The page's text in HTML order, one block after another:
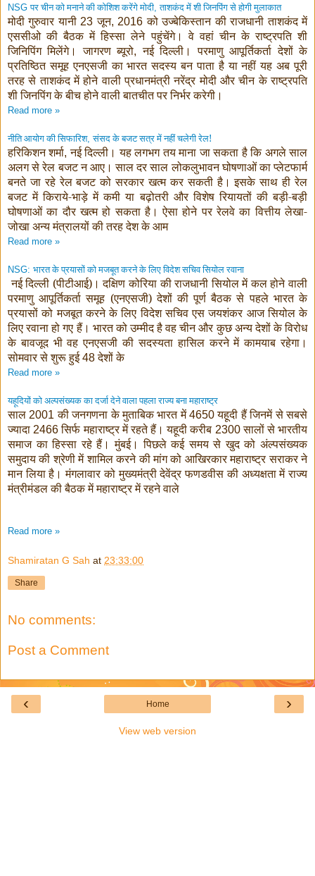
NSGपर चीन को मनाने की कोशिश करेंगे मोदी,ताशकंद में शी जिनपिंग से होगी मुलाकात
मोदी गुरुवार यानी23जून, 2016को उज्बेकिस्तान की राजधानी ताशकंद में
एससीओ की बैठक में हिस्सा लेने पहुंचेंगे। वे वहां चीन के राष्ट्रपति शी
जिनिपिंग मिलेंगे। जागरण ब्यूरो,नई दिल्ली। परमाणु आपूर्तिकर्ता देशों के
प्रतिष्ठित समूह एनएसजी का भारत सदस्य बन पाता है या नहीं यह अब पूरी
तरह से ताशकंद में होने वाली प्रधानमंत्री नरेंद्र मोदी और चीन के राष्ट्रपति
शी जिनपिंग के बीच होने वाली बातचीत पर निर्भर करेगी।
Read more »
नीति आयोग की सिफारिश,संसद के बजट सत्र में नहीं चलेगी रेल!
हरिकिशन शर्मा,नई दिल्ली। यह लगभग तय माना जा सकता है कि अगले साल
अलग से रेल बजट न आए। साल दर साल लोकलुभावन घोषणाओं का प्लेटफार्म
बनते जा रहे रेल बजट को सरकार खत्म कर सकती है। इसके साथ ही रेल
बजट में किराये-भाड़े में कमी या बढ़ोतरी और विशेष रियायतों की बड़ी-बड़ी
घोषणाओं का दौर खत्म हो सकता है। ऐसा होने पर रेलवे का वित्तीय लेखा-
जोखा अन्य मंत्रालयों की तरह देश के आम
Read more »
NSG: भारत के प्रयासों को मजबूत करने के लिए विदेश सचिव सियोल रवाना
नई दिल्ली (पीटीआई)। दक्षिण कोरिया की राजधानी सियोल में कल होने वाली
परमाणु आपूर्तिकर्ता समूह (एनएसजी) देशों की पूर्ण बैठक से पहले भारत के
प्रयासों को मजबूत करने के लिए विदेश सचिव एस जयशंकर आज सियोल के
लिए रवाना हो गए हैं। भारत को उम्मीद है वह चीन और कुछ अन्य देशों के विरोध
के बावजूद भी वह एनएसजी की सदस्यता हासिल करने में कामयाब रहेगा।
सोमवार से शुरू हुई48देशों के
Read more »
यहूदियों को अल्पसंख्यक का दर्जा देने वाला पहला राज्य बना महाराष्ट्र
साल2001की जनगणना के मुताबिक भारत में4650यहूदी हैं जिनमें से सबसे
ज्यादा2466सिर्फ महाराष्ट्र में रहते हैं। यहूदी करीब 2300सालों से भारतीय
समाज का हिस्सा रहे हैं। मुंबई। पिछले कई समय से खुद को अंल्पसंख्यक
समुदाय की श्रेणी में शामिल करने की मांग को आखिरकार महाराष्ट्र सराकर ने
मान लिया है। मंगलावार को मुख्यमंत्री देवेंद्र फणडवीस की अध्यक्षता में राज्य
मंत्रीमंडल की बैठक में महाराष्ट्र में रहने वाले
Read more »
Shamiratan G Sah at 23:33:00
Share
No comments:
Post a Comment
‹ ›
Home
View web version